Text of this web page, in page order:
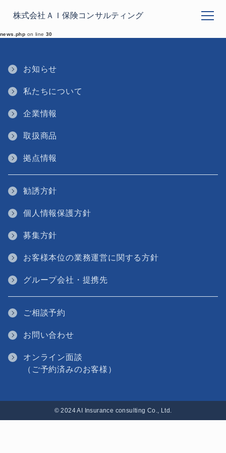
株式会社ＡＩ保険コンサルティング メニュー
Warning: Undefined variable $display_mobile_footer_page in
news.php on line 30
お知らせ
私たちについて
企業情報
取扱商品
拠点情報
勧誘方針
個人情報保護方針
募集方針
お客様本位の業務運営に関する方針
グループ会社・提携先
ご相談予約
お問い合わせ
オンライン面談
（ご予約済みのお客様）
© 2024 AI Insurance consulting Co., Ltd.